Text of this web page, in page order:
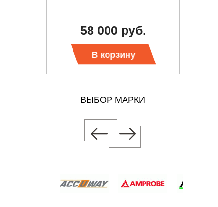
58 000 руб.
В корзину
ВЫБОР МАРКИ